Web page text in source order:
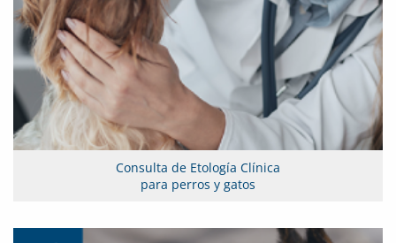
Consulta de Etología Clínica
para perros y gatos